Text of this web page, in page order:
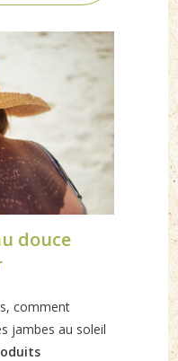
douce
comment
jambes au soleil